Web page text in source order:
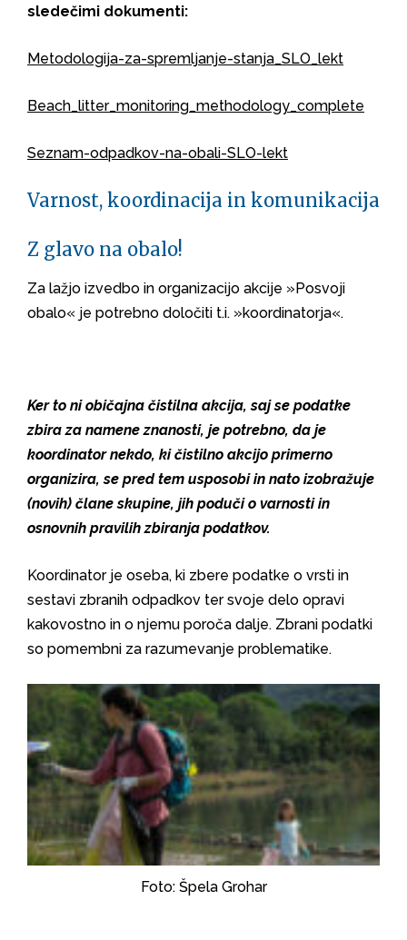
sledečimi dokumenti:
Metodologija-za-spremljanje-stanja_SLO_lekt
Beach_litter_monitoring_methodology_complete
Seznam-odpadkov-na-obali-SLO-lekt
Varnost, koordinacija in komunikacija
Z glavo na obalo!
Za lažjo izvedbo in organizacijo akcije »Posvoji
obalo« je potrebno določiti t.i. »koordinatorja«.
Ker to ni običajna čistilna akcija, saj se podatke
zbira za namene znanosti, je potrebno, da je
koordinator nekdo, ki čistilno akcijo primerno
organizira, se pred tem usposobi in nato izobražuje
(novih) člane skupine, jih poduči o varnosti in
osnovnih pravilih zbiranja podatkov.
Koordinator je oseba, ki zbere podatke o vrsti in
sestavi zbranih odpadkov ter svoje delo opravi
kakovostno in o njemu poroča dalje. Zbrani podatki
so pomembni za razumevanje problematike.
Foto: Špela Grohar